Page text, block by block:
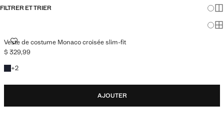
FILTRER ET TRIER
Veste de costume Monaco croisée slim-fit
VESTE DE COSTUME MONACO CROISÉE SLIM-FIT
Prix actuel [$ 329,99 ]
$ 329,99
+2
+2 couleurs
AJOUTER